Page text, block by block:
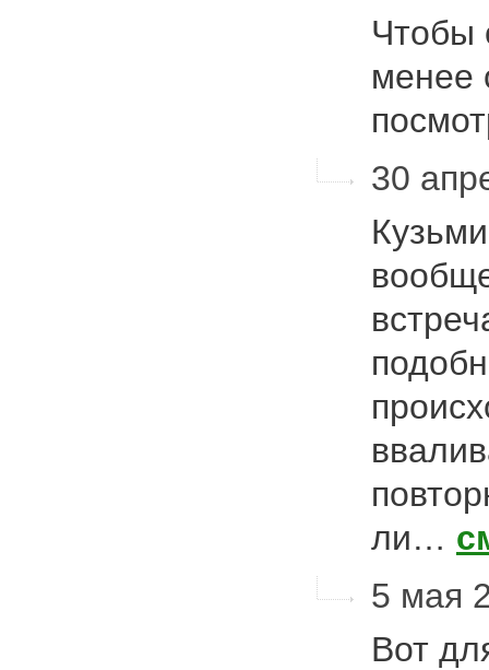
Чтобы
менее
30
ли…
5 мая
Вот